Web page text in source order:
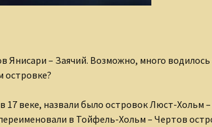
Музыка и
Янисари – Заячий. Возможно, много водилось
островке?
17 веке, назвали было островок Люст-Хольм –
в Тойфель-Хольм – Чертов